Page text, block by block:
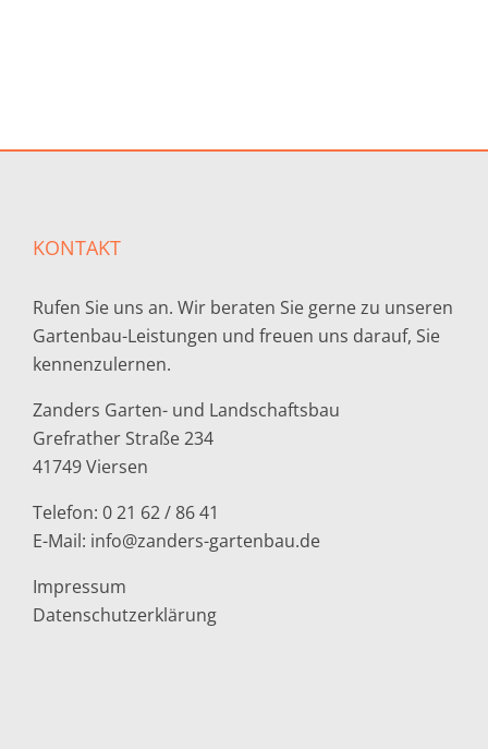
KONTAKT
Rufen Sie uns an. Wir beraten Sie gerne zu unseren
Gartenbau-Leistungen und freuen uns darauf, Sie
kennenzulernen.
Zanders Garten- und Landschaftsbau
Grefrather Straße 234
41749 Viersen
Telefon: 0 21 62 / 86 41
E-Mail: info@zanders-gartenbau.de
Impressum
Datenschutzerklärung